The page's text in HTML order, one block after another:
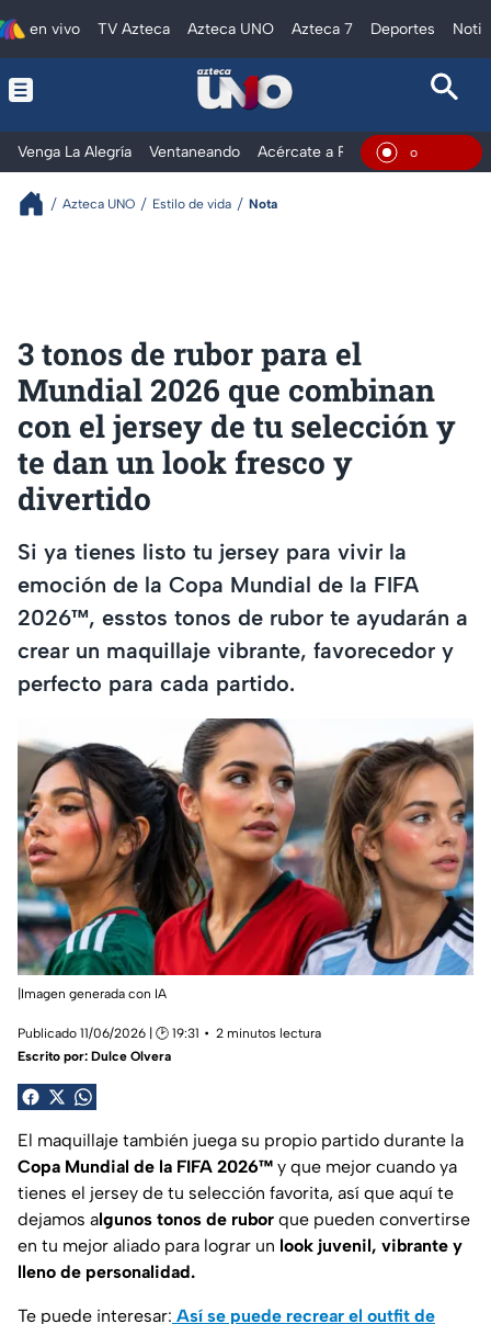
en vivo TV Azteca Azteca UNO Azteca 7 Deportes
Venga La Alegría Ventaneando Acércate a Rocío Al ExtremoEn Vivo
Azteca UNO Estilo de vida Nota
3 tonos de rubor para el
Mundial 2026 que combinan
con el jersey de tu selección y
te dan un look fresco y
divertido
Si ya tienes listo tu jersey para vivir la
emoción de la Copa Mundial de la FIFA
2026™, esstos tonos de rubor te ayudarán a
crear un maquillaje vibrante, favorecedor y
perfecto para cada partido.
|Imagen generada con IA
Publicado 11/06/2026 | 🕑 19:31
2 minutos lectura
Escrito por: Dulce Olvera
El maquillaje también juega su propio partido durante la
Copa Mundial de la FIFA 2026™ y que mejor cuando ya
tienes el jersey de tu selección favorita, así que aquí te
dejamos algunos tonos de rubor que pueden convertirse
en tu mejor aliado para lograr un look juvenil, vibrante y
lleno de personalidad.
Te puede interesar: Así se puede recrear el outfit de